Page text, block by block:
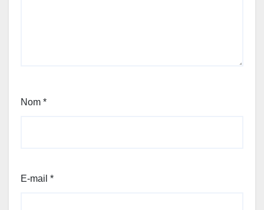
Nom *
E-mail *